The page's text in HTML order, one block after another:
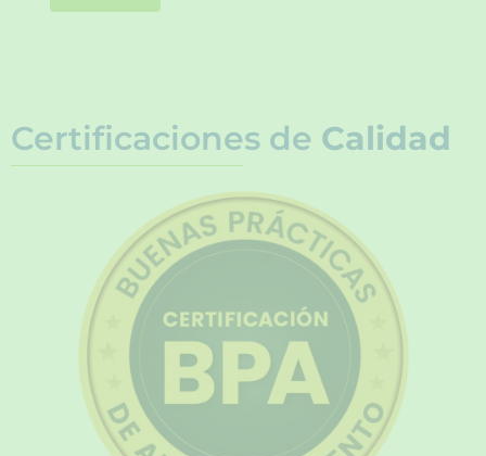
Certificaciones de Calidad